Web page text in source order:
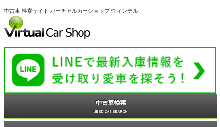
中古車 検索サイト バーチャルカーショップ ウィンテル